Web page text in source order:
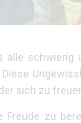
alle schwierig
sich zu
Freude zu